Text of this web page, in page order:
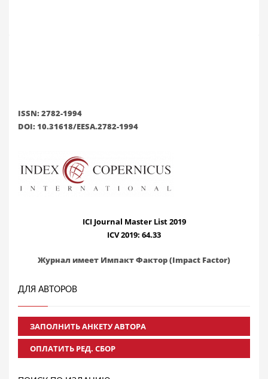
ISSN: 2782-1994
DOI: 10.31618/EESA.2782-1994
ICI Journal Master List 2019
ICV 2019: 64.33
Журнал имеет Импакт Фактор (Impact Factor)
ДЛЯ АВТОРОВ
ЗАПОЛНИТЬ АНКЕТУ АВТОРА
ОПЛАТИТЬ РЕД. СБОР